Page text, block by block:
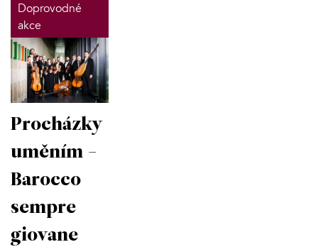
Doprovodné
akce
Procházky
uměním -
Barocco
sempre
giovane